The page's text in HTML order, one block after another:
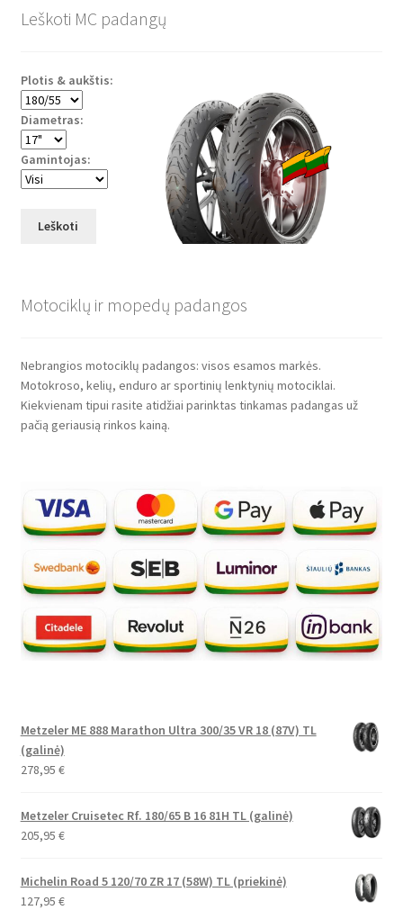
Leškoti MC padangų
Plotis & aukštis:
Diametras:
Gamintojas:
Leškoti
Motociklų ir mopedų padangos
Nebrangios motociklų padangos: visos esamos markės.
Motokroso, kelių, enduro ar sportinių lenktynių motociklai.
Kiekvienam tipui rasite atidžiai parinktas tinkamas padangas už
pačią geriausią rinkos kainą.
Metzeler ME 888 Marathon Ultra 300/35 VR 18 (87V) TL
(galinė)
278,95 €
Metzeler Cruisetec Rf. 180/65 B 16 81H TL (galinė)
205,95 €
Michelin Road 5 120/70 ZR 17 (58W) TL (priekinė)
127,95 €